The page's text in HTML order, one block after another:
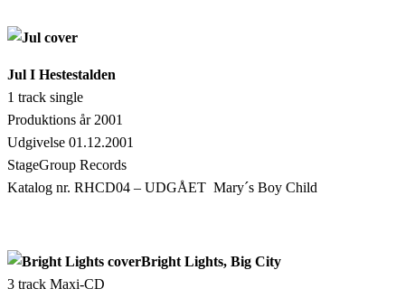
Jul I Hestestalden
1 track single
Produktions år 2001
Udgivelse 01.12.2001
StageGroup Records
Katalog nr. RHCD04 – UDGÅET Mary´s Boy Child
Bright Lights, Big City
3 track Maxi-CD